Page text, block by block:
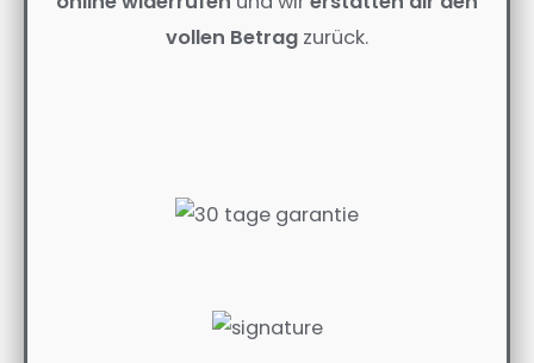
vollen Betrag zurück.